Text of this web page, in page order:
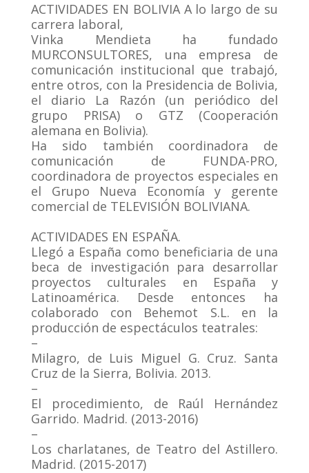
ACTIVIDADES EN BOLIVIA A lo largo de su
carrera laboral,
Vinka Mendieta ha fundado
MURCONSULTORES, una empresa de
comunicación institucional que trabajó,
entre otros, con la Presidencia de Bolivia,
el diario La Razón (un periódico del
grupo PRISA) o GTZ (Cooperación
alemana en Bolivia).
Ha sido también coordinadora de
comunicación de FUNDA-PRO,
coordinadora de proyectos especiales en
el Grupo Nueva Economía y gerente
comercial de TELEVISIÓN BOLIVIANA.
ACTIVIDADES EN ESPAÑA.
Llegó a España como beneficiaria de una
beca de investigación para desarrollar
proyectos culturales en España y
Latinoamérica. Desde entonces ha
colaborado con Behemot S.L. en la
producción de espectáculos teatrales:
–
Milagro, de Luis Miguel G. Cruz. Santa
Cruz de la Sierra, Bolivia. 2013.
–
El procedimiento, de Raúl Hernández
Garrido. Madrid. (2013-2016)
–
Los charlatanes, de Teatro del Astillero.
Madrid. (2015-2017)